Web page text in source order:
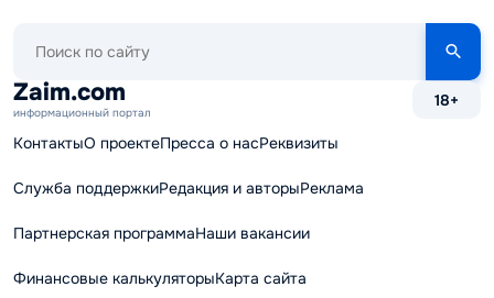
сайту
Zaim.com
информационный портал
18+
КонтактыО проектеПресса о насРеквизиты
Служба поддержкиРедакция и авторыРеклама
Партнерская программаНаши вакансии
Финансовые калькуляторыКарта сайта